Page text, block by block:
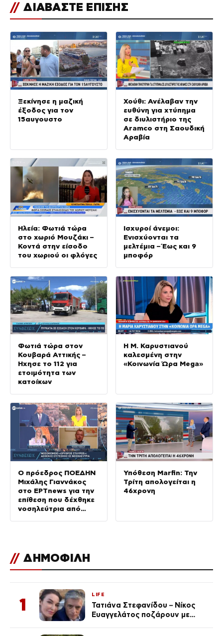
// ΔΙΑΒΑΣΤΕ ΕΠΙΣΗΣ
Ξεκίνησε η μαζική
έξοδος για τον
15αυγουστο
Χούθι: Ανέλαβαν την
ευθύνη για χτύπημα
σε διυλιστήριο της
Aramco στη Σαουδική
Αραβία
Ηλεία: Φωτιά τώρα
στο χωριό Μουζάκι –
Κοντά στην είσοδο
του χωριού οι φλόγες
Ισχυροί άνεμοι:
Ενισχύονται τα
μελτέμια – Έως και 9
μποφόρ
Φωτιά τώρα στον
Κουβαρά Αττικής –
Ήχησε το 112 για
ετοιμότητα των
κατοίκων
Η Μ. Καρυστιανού
καλεσμένη στην
«Κοινωνία Ώρα Mega»
Ο πρόεδρος ΠΟΕΔΗΝ
Μιχάλης Γιαννάκος
στο ΕΡΤnews για την
επίθεση που δέχθηκε
νοσηλεύτρια από
Υπόθεση Marfin: Την
Τρίτη απολογείται η
46χρονη
// ΔΗΜΟΦΙΛΗ
1
LIFE
Τατιάνα Στεφανίδου – Νίκος
Ευαγγελάτος ποζάρουν με